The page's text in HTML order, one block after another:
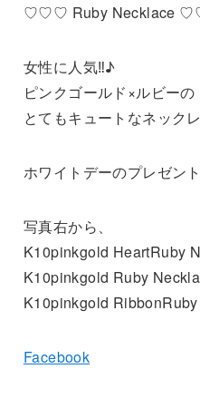
♡♡♡ Ruby Necklace
女性に人気‼♪
ピンクゴールド×ルビーの
とてもキュートなネック
ホワイトデーのプレゼン
写真右から、
K10pinkgold HeartRuby
K10pinkgold Ruby
K10pinkgold
Facebook